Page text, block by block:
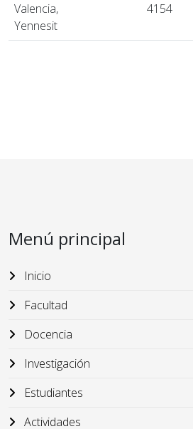
Valencia,
Yennesit
4154
Menú principal
Inicio
Facultad
Docencia
Investigación
Estudiantes
Actividades